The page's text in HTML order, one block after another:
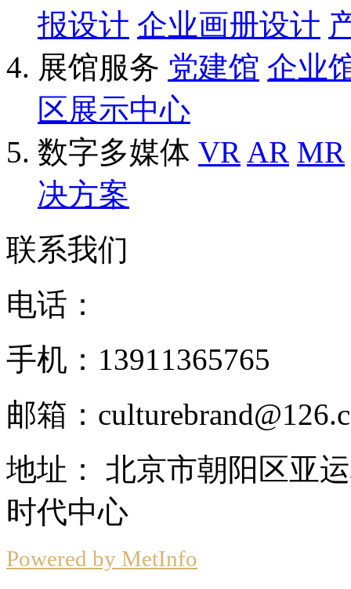
报设计 企业画册设计
展馆服务 党建馆 企业
区展示中心
数字多媒体 VR AR MR
决方案
联系我们
电话：
手机：13911365765
邮箱：
地址： 北京市朝阳区亚
时代中心
Powered by MetInfo